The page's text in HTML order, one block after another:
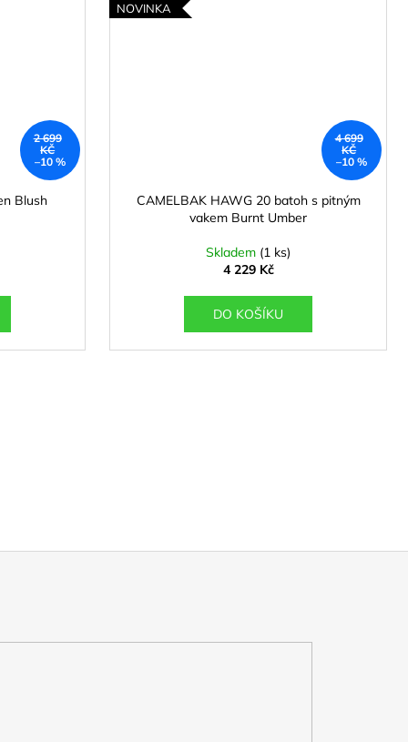
2 699
KČ
–10 %
Blush
NOVINKA
4 699
KČ
–10 %
CAMELBAK HAWG 20 batoh s pitným
vakem Burnt Umber
Skladem (1 ks)
4 229 Kč
DO KOŠÍKU